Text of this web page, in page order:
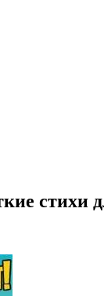
стихи